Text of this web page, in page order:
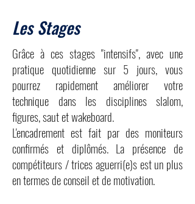
Les Stages
Grâce à ces stages "intensifs", avec une
pratique quotidienne sur 5 jours, vous
pourrez rapidement améliorer votre
technique dans les disciplines slalom,
figures, saut et wakeboard.
L'encadrement est fait par des moniteurs
confirmés et diplômés. La présence de
compétiteurs / trices aguerri(e)s est un plus
en termes de conseil et de motivation.